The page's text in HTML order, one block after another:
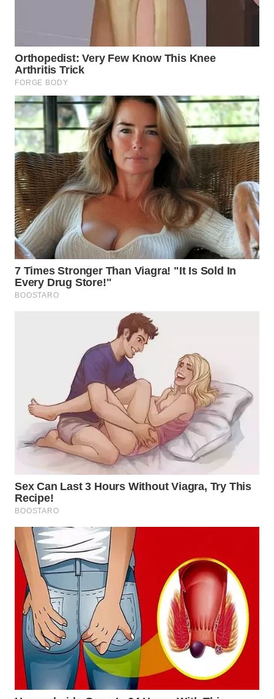
WN
LANGKAT
WN
TAPANULI
SELATAN
WN
TANJUNG
LESUNG
WN
KARO
WN
SIMALUNGUN
WN DELI
SERDANG
TEBING
TINGGI
PAKPAK
WN
KARAWANG
WN
BEKASI
WN
BOGOR